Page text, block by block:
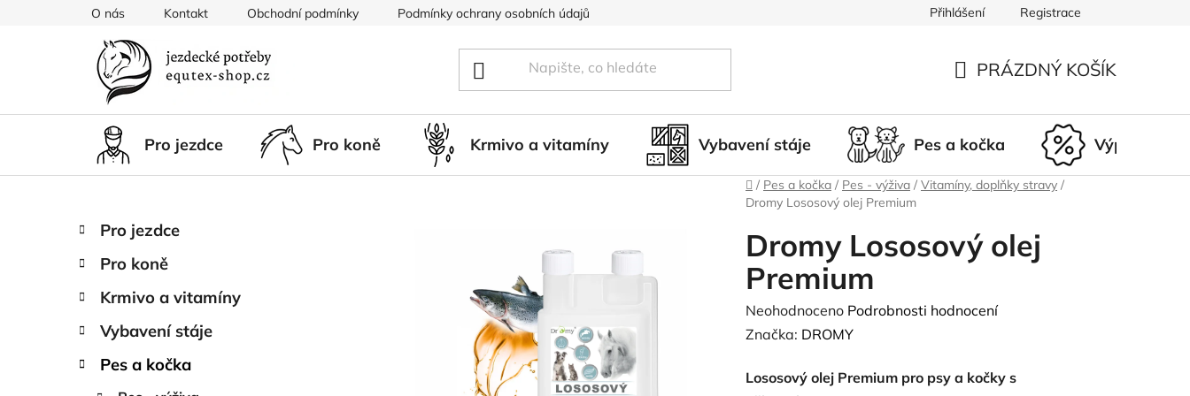
O nás Kontakt Obchodní podmínky Podmínky ochrany osobních údajů Doprava a platba Nepřevzetí zásilky
Přihlášení Registrace
KOŠÍK
PRÁZDNÝ KOŠÍK
Pro jezdce Pro koně Krmivo a vitamíny Vybavení stáje Pes a kočka Výprodej
Domů
/ Pes a kočka / Pes - výživa / Vitamíny, doplňky stravy /
Dromy Lososový olej Premium
P
s
t
a
n
Přeskočit
kategorie
K
a
g
e
Pro jezdce
Pro koně
Krmivo a vitamíny
Vybavení stáje
Pes a kočka
Dromy Lososový olej
Premium
Průměrné
hodnocení
je
Neohodnoceno Podrobnosti hodnocení
Značka: DROMY
Lososový olej Premium pro psy a kočky s